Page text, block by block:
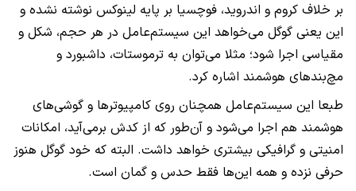
بر خلاف کروم و اندروید، فوچسیا بر پایه لینوکس نوشته نشده و
این یعنی گوگل می‌خواهد این سیستم‌عامل در هر حجم، شکل و
مقیاسی اجرا شود؛ مثلا می‌توان به ترموستات، داشبورد و
مچ‌بندهای هوشمند اشاره کرد.
طبعا این سیستم‌عامل همچنان روی کامپیوترها و گوشی‌های
هوشمند هم اجرا می‌شود و آن‌طور که از کدش برمی‌آید، امکانات
امنیتی و گرافیکی بیشتری خواهد داشت. البته که خود گوگل هنوز
حرفی نزده و همه این‌ها فقط حدس و گمان است.